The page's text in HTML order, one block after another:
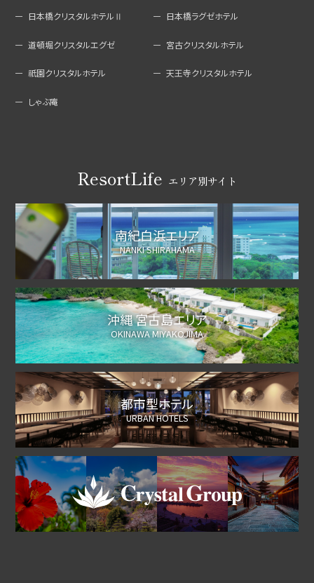
日本橋クリスタルホテルⅡ 日本橋ラグゼホテル
道頓堀クリスタルエグゼ 宮古クリスタルホテル
祇園クリスタルホテル 天王寺クリスタルホテル
しゃぶ庵
ResortLife エリア別サイト
南紀白浜エリア
NANKI SHIRAHAMA
沖縄 宮古島エリア
OKINAWA MIYAKOJIMA
都市型ホテル
URBAN HOTELS